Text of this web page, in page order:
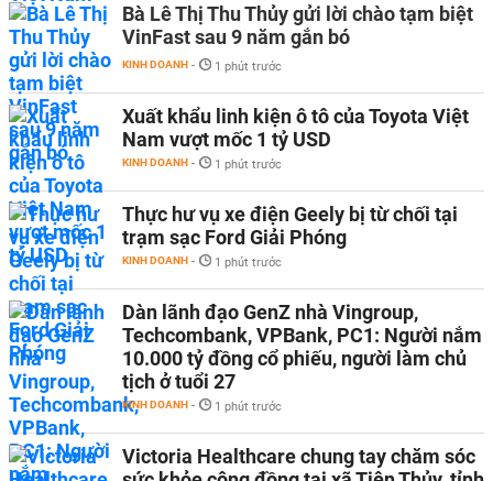
Bà Lê Thị Thu Thủy gửi lời chào tạm biệt
VinFast sau 9 năm gắn bó
KINH DOANH - 1 phút trước
Xuất khẩu linh kiện ô tô của Toyota Việt
Nam vượt mốc 1 tỷ USD
KINH DOANH - 1 phút trước
Thực hư vụ xe điện Geely bị từ chối tại
trạm sạc Ford Giải Phóng
KINH DOANH - 1 phút trước
Dàn lãnh đạo GenZ nhà Vingroup,
Techcombank, VPBank, PC1: Người nắm
10.000 tỷ đồng cổ phiếu, người làm chủ
tịch ở tuổi 27
KINH DOANH - 1 phút trước
Victoria Healthcare chung tay chăm sóc